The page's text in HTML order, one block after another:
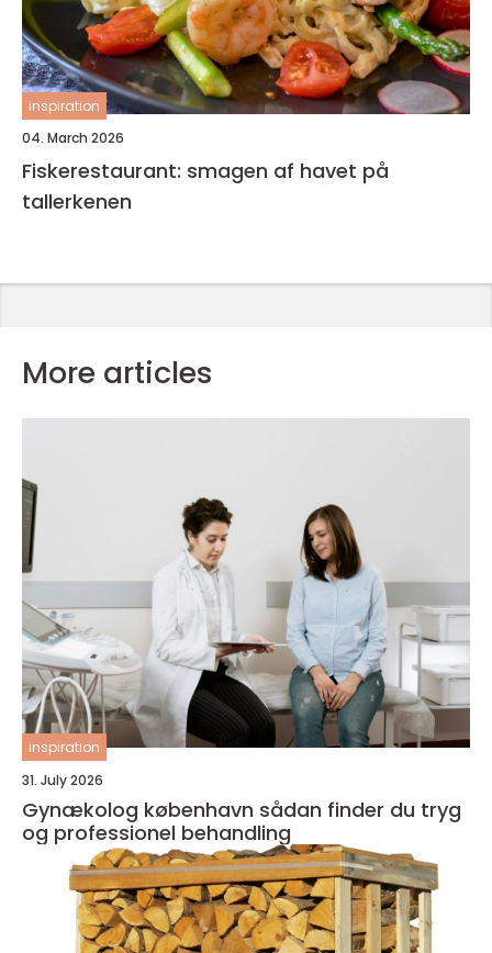
inspiration
04. March 2026
Fiskerestaurant: smagen af havet på
tallerkenen
More articles
inspiration
31. July 2026
Gynækolog københavn sådan finder du tryg
og professionel behandling